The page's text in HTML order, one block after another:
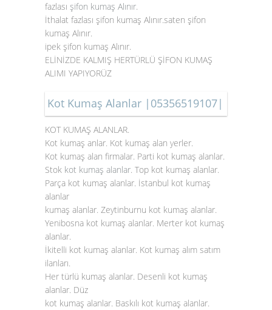
fazlası şifon kumaş Alınır.
İthalat fazlası şifon kumaş Alınır.saten şifon
kumaş Alınır.
ipek şifon kumaş Alınır.
ELİNİZDE KALMIŞ HERTÜRLÜ ŞİFON KUMAŞ
ALIMI YAPIYORÜZ
Kot Kumaş Alanlar |05356519107|
KOT KUMAŞ ALANLAR.
Kot kumaş anlar. Kot kumaş alan yerler.
Kot kumaş alan firmalar. Parti kot kumaş alanlar.
Stok kot kumaş alanlar. Top kot kumaş alanlar.
Parça kot kumaş alanlar. İstanbul kot kumaş
alanlar
kumaş alanlar. Zeytinburnu kot kumaş alanlar.
Yenibosna kot kumaş alanlar. Merter kot kumaş
alanlar.
İkitelli kot kumaş alanlar. Kot kumaş alım satım
ilanları.
Her türlü kumaş alanlar. Desenli kot kumaş
alanlar. Düz
kot kumaş alanlar. Baskılı kot kumaş alanlar.